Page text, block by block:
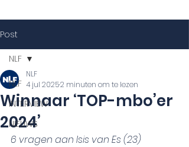
Post
NLF
INTERVIEW
NIEUWS
NLF
Winnaar ‘TOP-mbo’er
2024’
NLF
4 jul 20252 minuten om te lezen
6 vragen aan Isis van Es (23)